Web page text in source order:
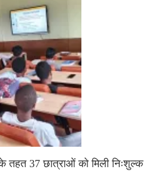
तहत 37 छात्राओं को मिली निःशुल्क